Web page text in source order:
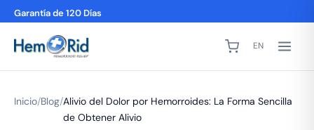
Garantía de 120 Días
EN
Inicio/Blog/Alivio del Dolor por Hemorroides: La Forma Sencilla
de Obtener Alivio